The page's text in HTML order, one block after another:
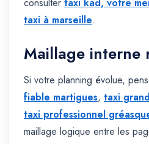
consulter taxi kad, votre
taxi à marseille.
Maillage interne
Si votre planning évolue,
fiable martigues, taxi
taxi professionnel
maillage logique entre les